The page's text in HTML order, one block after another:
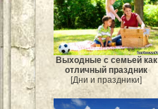
Выходные с семьей как
отличный праздник
[Дни и праздники]